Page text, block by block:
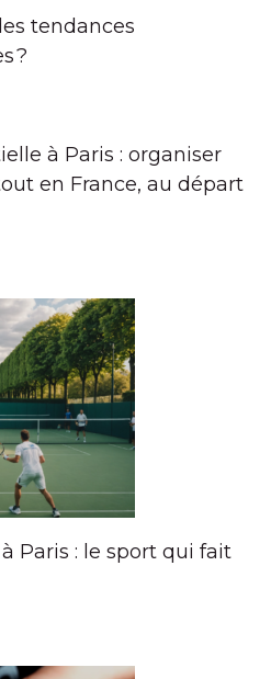
tendances
?
à Paris : organiser
en France, au départ
Paris : le sport qui fait